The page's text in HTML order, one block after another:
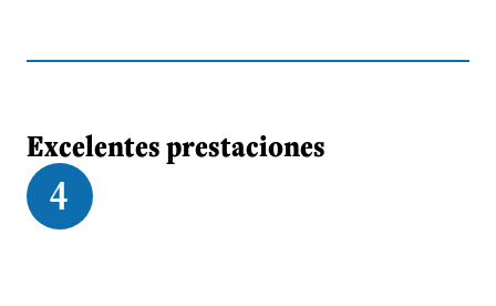
Excelentes prestaciones
4